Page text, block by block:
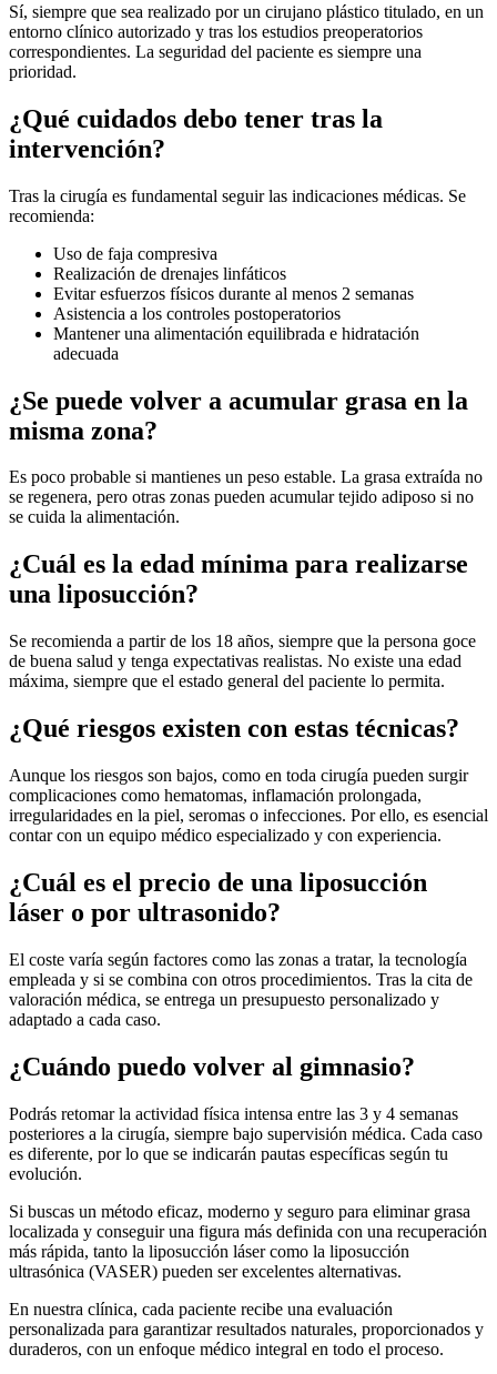
Sí, siempre que sea realizado por un cirujano plástico titulado, en un
entorno clínico autorizado y tras los estudios preoperatorios
correspondientes. La seguridad del paciente es siempre una
prioridad.
¿Qué cuidados debo tener tras la
intervención?
Tras la cirugía es fundamental seguir las indicaciones médicas. Se
recomienda:
Uso de faja compresiva
Realización de drenajes linfáticos
Evitar esfuerzos físicos durante al menos 2 semanas
Asistencia a los controles postoperatorios
Mantener una alimentación equilibrada e hidratación
adecuada
¿Se puede volver a acumular grasa en la
misma zona?
Es poco probable si mantienes un peso estable. La grasa extraída no
se regenera, pero otras zonas pueden acumular tejido adiposo si no
se cuida la alimentación.
¿Cuál es la edad mínima para realizarse
una liposucción?
Se recomienda a partir de los 18 años, siempre que la persona goce
de buena salud y tenga expectativas realistas. No existe una edad
máxima, siempre que el estado general del paciente lo permita.
¿Qué riesgos existen con estas técnicas?
Aunque los riesgos son bajos, como en toda cirugía pueden surgir
complicaciones como hematomas, inflamación prolongada,
irregularidades en la piel, seromas o infecciones. Por ello, es esencial
contar con un equipo médico especializado y con experiencia.
¿Cuál es el precio de una liposucción
láser o por ultrasonido?
El coste varía según factores como las zonas a tratar, la tecnología
empleada y si se combina con otros procedimientos. Tras la cita de
valoración médica, se entrega un presupuesto personalizado y
adaptado a cada caso.
¿Cuándo puedo volver al gimnasio?
Podrás retomar la actividad física intensa entre las 3 y 4 semanas
posteriores a la cirugía, siempre bajo supervisión médica. Cada caso
es diferente, por lo que se indicarán pautas específicas según tu
evolución.
Si buscas un método eficaz, moderno y seguro para eliminar grasa
localizada y conseguir una figura más definida con una recuperación
más rápida, tanto la liposucción láser como la liposucción
ultrasónica (VASER) pueden ser excelentes alternativas.
En nuestra clínica, cada paciente recibe una evaluación
personalizada para garantizar resultados naturales, proporcionados y
duraderos, con un enfoque médico integral en todo el proceso.